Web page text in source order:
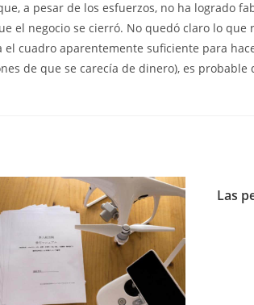
a pesar de los esfuerzos, no ha logrado
el negocio se cierró. No quedó claro lo que
el cuadro aparentemente suficiente para
de que se carecía de dinero), es probable
Las